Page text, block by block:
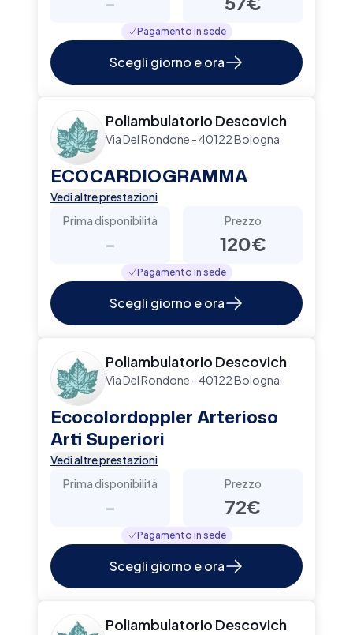
Pagamento in sede
Scegli giorno e ora
Poliambulatorio Descovich
Via Del Rondone - 40122 Bologna
ECOCARDIOGRAMMA
Vedi altre prestazioni
Prima disponibilità
-
Prezzo
120€
Pagamento in sede
Scegli giorno e ora
Poliambulatorio Descovich
Via Del Rondone - 40122 Bologna
Ecocolordoppler Arterioso
Arti Superiori
Vedi altre prestazioni
Prima disponibilità
-
Prezzo
72€
Pagamento in sede
Scegli giorno e ora
Poliambulatorio Descovich